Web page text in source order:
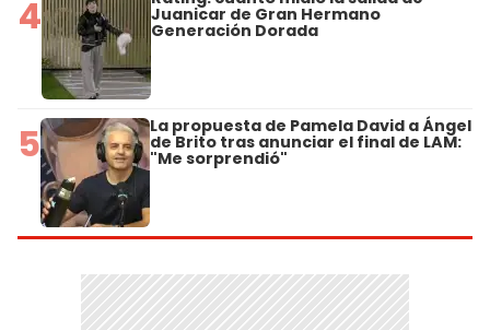
4 Juanicar de Gran Hermano
Generación Dorada
5 La propuesta de Pamela David a Ángel
de Brito tras anunciar el final de LAM:
"Me sorprendió"